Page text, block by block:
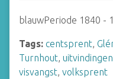
blauwPeriode 1840 -
Tags: centsprent,
Turnhout, uitvindingen
visvangst, volksprent